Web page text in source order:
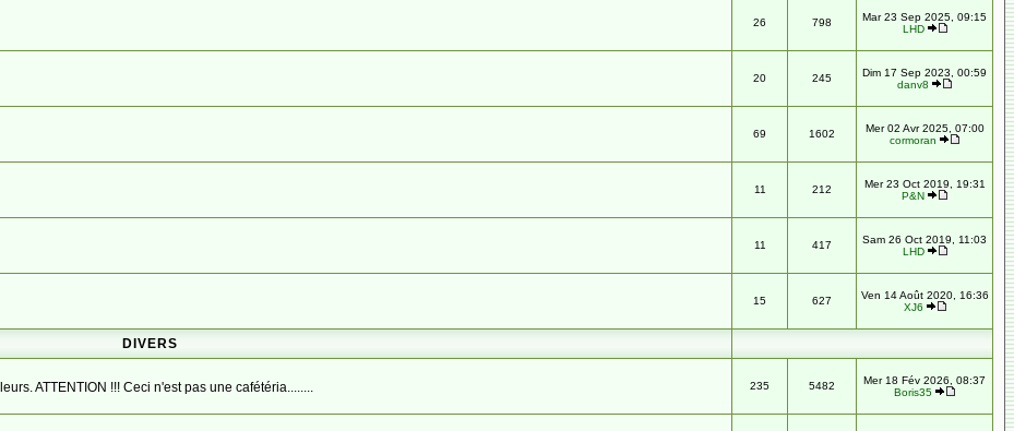
26 798
Mar 23 Sep 2025, 09:15
LHD
20 245
Dim 17 Sep 2023, 00:59
danv8
69 1602
Mer 02 Avr 2025, 07:00
cormoran
11 212
Mer 23 Oct 2019, 19:31
P&N
11 417
Sam 26 Oct 2019, 11:03
LHD
15 627
Ven 14 Août 2020, 16:36
XJ6
DIVERS
ATTENTION !!! Ceci n'est pas une cafétéria........
235 5482
Mer 18 Fév 2026, 08:37
Boris35